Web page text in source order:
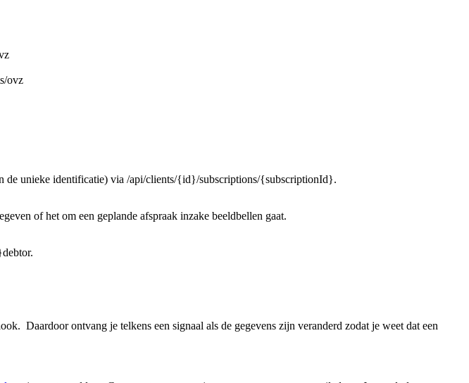
ovz
de unieke identificatie) via /api/clients/{id}/subscriptions/{subscriptionId}.
of het om een geplande afspraak inzake beeldbellen gaat.
Daardoor ontvang je telkens een signaal als de gegevens zijn veranderd zodat je weet dat een